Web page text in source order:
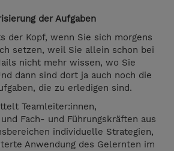
der Aufgaben
der Kopf, wenn Sie sich morgens
setzen, weil Sie allein schon bei
nicht mehr wissen, wo Sie
dann sind dort ja auch noch die
die zu erledigen sind.
Teamleiter:innen,
Fach- und Führungskräften aus
individuelle Strategien,
Anwendung des Gelernten im